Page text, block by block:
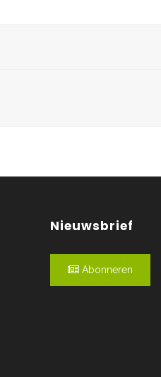
Nieuwsbrief
Abonneren